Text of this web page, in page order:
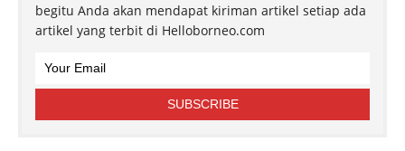
begitu Anda akan mendapat kiriman artikel setiap ada
artikel yang terbit di Helloborneo.com